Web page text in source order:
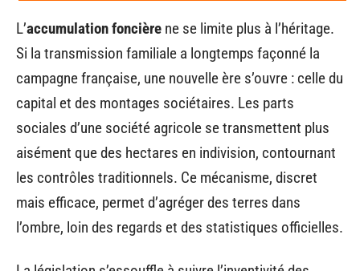
L’accumulation foncière ne se limite plus à l’héritage.
Si la transmission familiale a longtemps façonné la
campagne française, une nouvelle ère s’ouvre : celle du
capital et des montages sociétaires. Les parts
sociales d’une société agricole se transmettent plus
aisément que des hectares en indivision, contournant
les contrôles traditionnels. Ce mécanisme, discret
mais efficace, permet d’agréger des terres dans
l’ombre, loin des regards et des statistiques officielles.